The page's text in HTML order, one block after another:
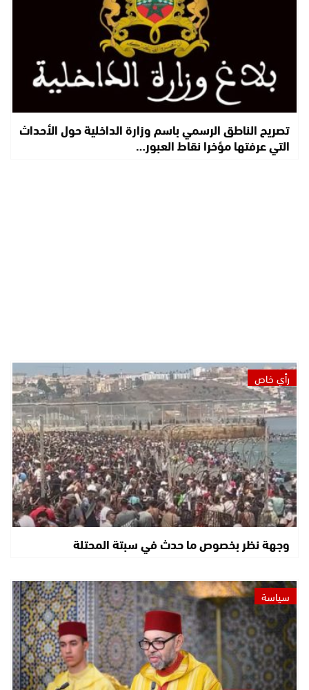
تصريح الناطق الرسمي باسم وزارة الداخلية حول الأحداث
التي عرفتها مؤخرا نقاط العبور…
رأي خاص
وجهة نظر بخصوص ما حدث في سبتة المحتلة
سياسة